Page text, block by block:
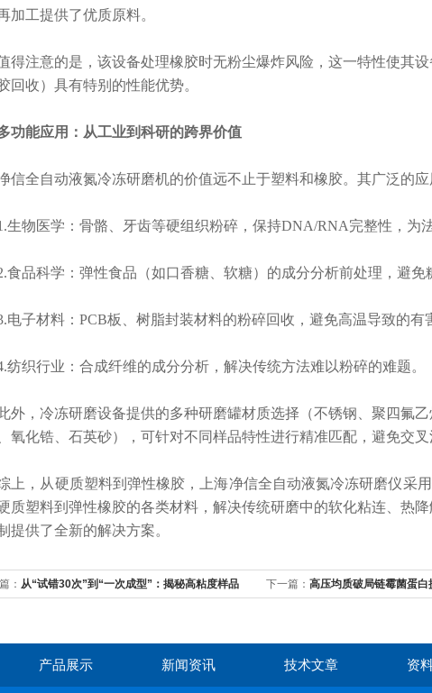
加工提供了优质原料。
注意的是，该设备处理橡胶时无粉尘爆炸风险，这一特性使其设
回收）具有特别的性能优势。
能应用：从工业到科研的跨界价值
全自动液氮冷冻研磨机的价值远不止于塑料和橡胶。其广泛的应
医学：骨骼、牙齿等硬组织粉碎，保持DNA/RNA完整性，为法
科学：弹性食品（如口香糖、软糖）的成分分析前处理，避免
材料：PCB板、树脂封装材料的粉碎回收，避免高温导致的有
行业：合成纤维的成分分析，解决传统方法难以粉碎的难题。
，冷冻研磨设备提供的多种研磨罐材质选择（不锈钢、聚四氟乙
氧化锆、石英砂），可针对不同样品特性进行精准匹配，避免交叉
，从硬质塑料到弹性橡胶，上海净信全自动液氮冷冻研磨仪采
质塑料到弹性橡胶的各类材料，解决传统研磨中的软化粘连、热降
提供了全新的解决方案。
： 从“试错30次”到“一次成型”：揭秘高粘度样品 下一篇： 高压均质破局链霉菌蛋
产品展示 新闻资讯 技术文章 资